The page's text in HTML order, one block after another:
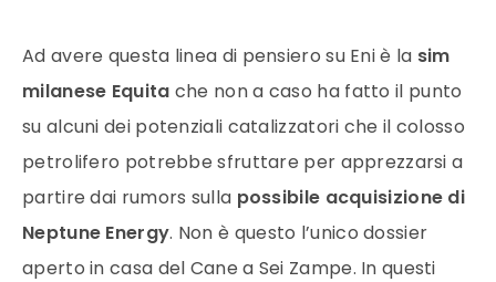
Ad avere questa linea di pensiero su Eni è la sim
milanese Equita che non a caso ha fatto il punto
su alcuni dei potenziali catalizzatori che il colosso
petrolifero potrebbe sfruttare per apprezzarsi a
partire dai rumors sulla possibile acquisizione di
Neptune Energy. Non è questo l’unico dossier
aperto in casa del Cane a Sei Zampe. In questi